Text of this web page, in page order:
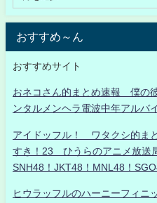
おすすめ～ん
おすすめサイト
おネコさん的まとめ速報 僕の
ンタルメンヘラ電波中年アルバ
アイドッフル！ ワタクシ的ま
すき！23 ひうらのアニメ放送
SNH48！JKT48！MNL48！
ヒウラッフルのハーニーフィニ